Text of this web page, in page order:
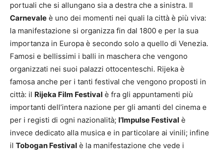
portuali che si allungano sia a destra che a sinistra. Il
Carnevale è uno dei momenti nei quali la città è più viva:
la manifestazione si organizza fin dal 1800 e per la sua
importanza in Europa è secondo solo a quello di Venezia.
Famosi e bellissimi i balli in maschera che vengono
organizzati nei suoi palazzi ottocenteschi. Rijeka è
famosa anche per i tanti festival che vengono proposti in
città: il Rijeka Film Festival è fra gli appuntamenti più
importanti dell’intera nazione per gli amanti del cinema e
per i registi di ogni nazionalità; l’Impulse Festival è
invece dedicato alla musica e in particolare ai vinili; infine
il Tobogan Festival è la manifestazione che vede i